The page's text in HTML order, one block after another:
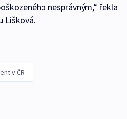
nesprávným,“ řekla
Lišková.
v ČR